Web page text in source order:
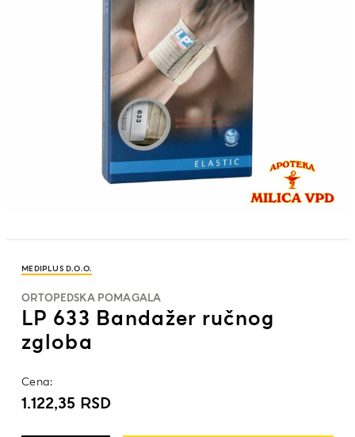
MEDIPLUS D.O.O.
ORTOPEDSKA POMAGALA
LP 633 Bandažer ručnog
zgloba
Cena:
1.122,35 RSD